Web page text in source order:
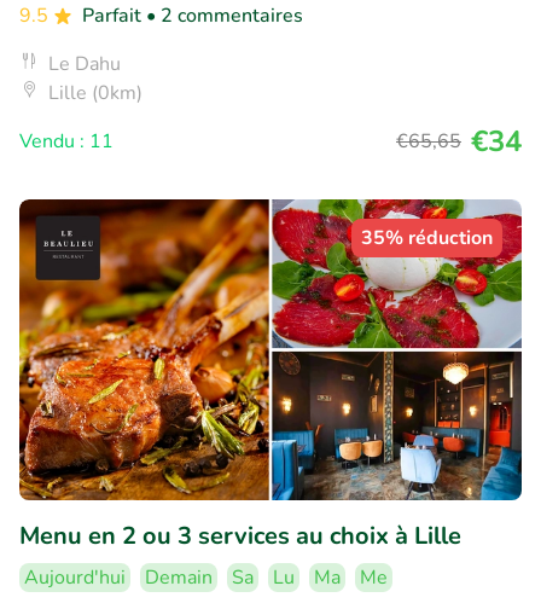
9.5
Parfait • 2 commentaires
Le Dahu
Lille (0km)
Vendu : 11
€65,65 €34
35% réduction
Menu en 2 ou 3 services au choix à Lille
Aujourd'hui Demain Sa Lu Ma
Me